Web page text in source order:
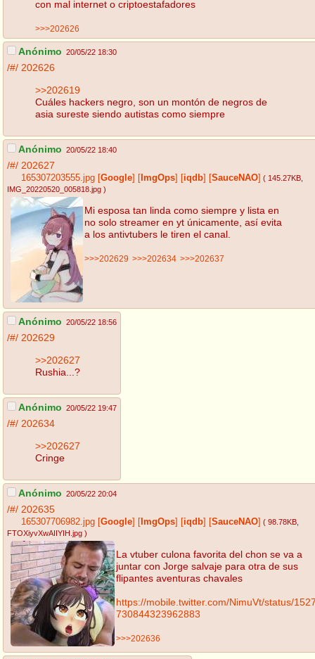
con mal internet o criptoestafadores
>>>202626
Anónimo 20/05/22 18:30
/#/ 202626
>>202619
Cuáles hackers negro, son un montón de negros de
asia sureste siendo autistas como siempre
Anónimo 20/05/22 18:40
/#/ 202627
165307203555.jpg Google ImgOps iqdb SauceNAO ( 145.27KB
IMG_20220520_005818.jpg )
Mi esposa tan linda como siempre y lista en
no solo streamer en yt únicamente, así evita
a los antivtubers le tiren el canal.
>>>202629 >>>202634 >>>202637
Anónimo 20/05/22 18:56
/#/ 202629
>>202627
Rushia...?
Anónimo 20/05/22 19:47
/#/ 202634
>>202627
Cringe
Anónimo 20/05/22 20:04
/#/ 202635
165307706982.jpg Google ImgOps iqdb SauceNAO ( 98.78KB
FTOXiyvXwAIIYIH.jpg )
La vtuber culona favorita del chon se va a
juntar con Jorge salvaje para otra de sus
flipantes aventuras chavales
https://mobile.twitter.com/NimuVt/status/
730844323962883
>>>202636